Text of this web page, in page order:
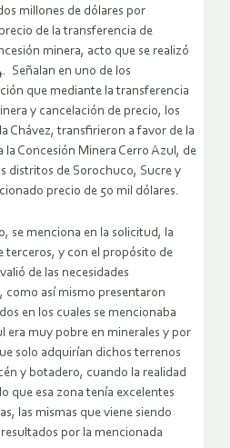
millones de dólares por
de la transferencia de
minera, acto que se realizó
Señalan en uno de los
que mediante la transferencia
y cancelación de precio, los
Chávez, transfirieron a favor de la
la Concesión Minera Cerro Azul, de
distritos de Sorochuco, Sucre y
precio de 50 mil dólares.
se menciona en la solicitud, la
terceros, y con el propósito de
de las necesidades
como así mismo presentaron
en los cuales se mencionaba
era muy pobre en minerales y por
solo adquirían dichos terrenos
y botadero, cuando la realidad
que esa zona tenía excelentes
las mismas que viene siendo
por la mencionada